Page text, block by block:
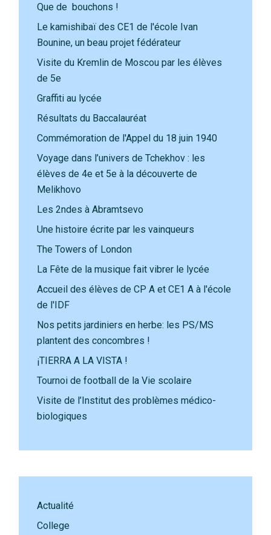
Que de bouchons !
Le kamishibaï des CE1 de l'école Ivan
Bounine, un beau projet fédérateur
Visite du Kremlin de Moscou par les élèves
de 5e
Graffiti au lycée
Résultats du Baccalauréat
Commémoration de l'Appel du 18 juin 1940
Voyage dans l’univers de Tchekhov : les
élèves de 4e et 5e à la découverte de
Melikhovo
Les 2ndes à Abramtsevo
Une histoire écrite par les vainqueurs
The Towers of London
La Fête de la musique fait vibrer le lycée
Accueil des élèves de CP A et CE1 A à l'école
de l'IDF
Nos petits jardiniers en herbe: les PS/MS
plantent des concombres !
¡TIERRA A LA VISTA !
Tournoi de football de la Vie scolaire
Visite de l’Institut des problèmes médico-
biologiques
Actualité
College